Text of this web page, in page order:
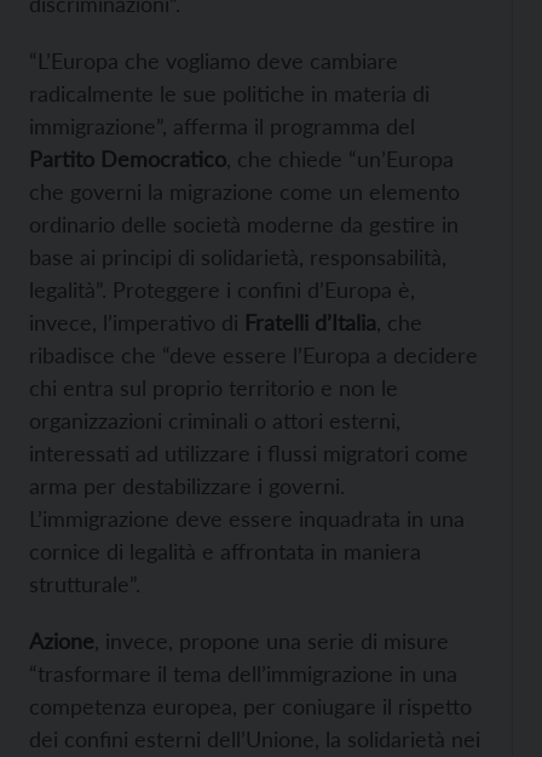
“L’Europa che vogliamo deve cambiare
radicalmente le sue politiche in materia di
immigrazione”, afferma il programma del
Partito Democratico , che chiede “un’Europa
che governi la migrazione come un elemento
ordinario delle società moderne da gestire in
base ai principi di solidarietà, responsabilità,
legalità”. Proteggere i confini d’Europa è,
invece, l’imperativo di Fratelli d’Italia , che
ribadisce che “deve essere l’Europa a decidere
chi entra sul proprio territorio e non le
organizzazioni criminali o attori esterni,
interessati ad utilizzare i flussi migratori come
arma per destabilizzare i governi.
L’immigrazione deve essere inquadrata in una
cornice di legalità e affrontata in maniera
strutturale”.
Azione , invece, propone una serie di misure
“trasformare il tema dell’immigrazione in una
competenza europea, per coniugare il rispetto
dei confini esterni dell’Unione, la solidarietà nei